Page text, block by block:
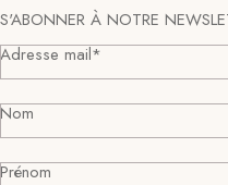
S'ABONNER À NOTRE
Adresse mail*
Nom
Prénom